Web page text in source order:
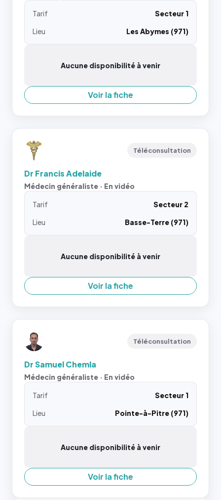
Tarif
Secteur 1
Lieu
Les Abymes (971)
Aucune disponibilité à venir
Voir la fiche
Téléconsultation
Dr Francis Adelaide
Médecin généraliste · En vidéo
Tarif
Secteur 2
Lieu
Basse-Terre (971)
Aucune disponibilité à venir
Voir la fiche
Téléconsultation
Dr Samuel Chemla
Médecin généraliste · En vidéo
Tarif
Secteur 1
Lieu
Pointe-à-Pitre (971)
Aucune disponibilité à venir
Voir la fiche